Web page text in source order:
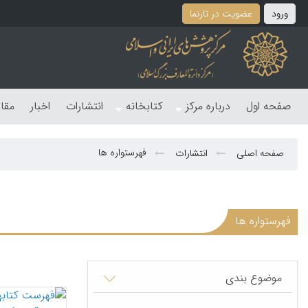
ورود عضویت در تارنما
صفحه اول درباره مرکز کتابخانه انتشارات اخبار
صفحه اصلی انتشارات فهرستواره ها
فهرستواره ها
موضوع بندی